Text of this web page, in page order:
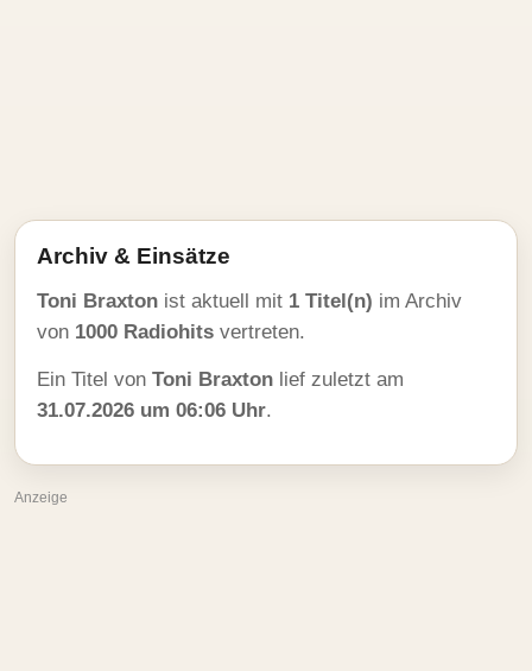
Archiv & Einsätze
Toni Braxton ist aktuell mit 1 Titel(n) im Archiv
von 1000 Radiohits vertreten.
Ein Titel von Toni Braxton lief zuletzt am
31.07.2026 um 06:06 Uhr.
Anzeige